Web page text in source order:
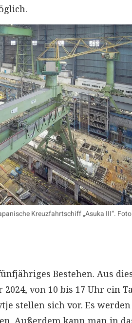
Kreuzfahrtschiff „Asuka III“.
Bestehen. Aus
von 10 bis 17 Uhr ein
stellen sich vor. Es